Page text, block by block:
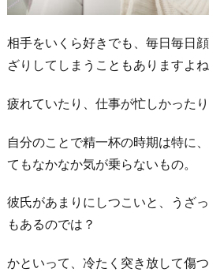
相手をいくら好きでも、毎日毎日
ざりしてしまうこともありますよね
疲れていたり、仕事が忙しかった
自分のことで精一杯の時期は特に
てもなかなか気が乗らないもの。
彼氏があまりにしつこいと、うざ
もあるのでは？
かといって、冷たく突き放して傷